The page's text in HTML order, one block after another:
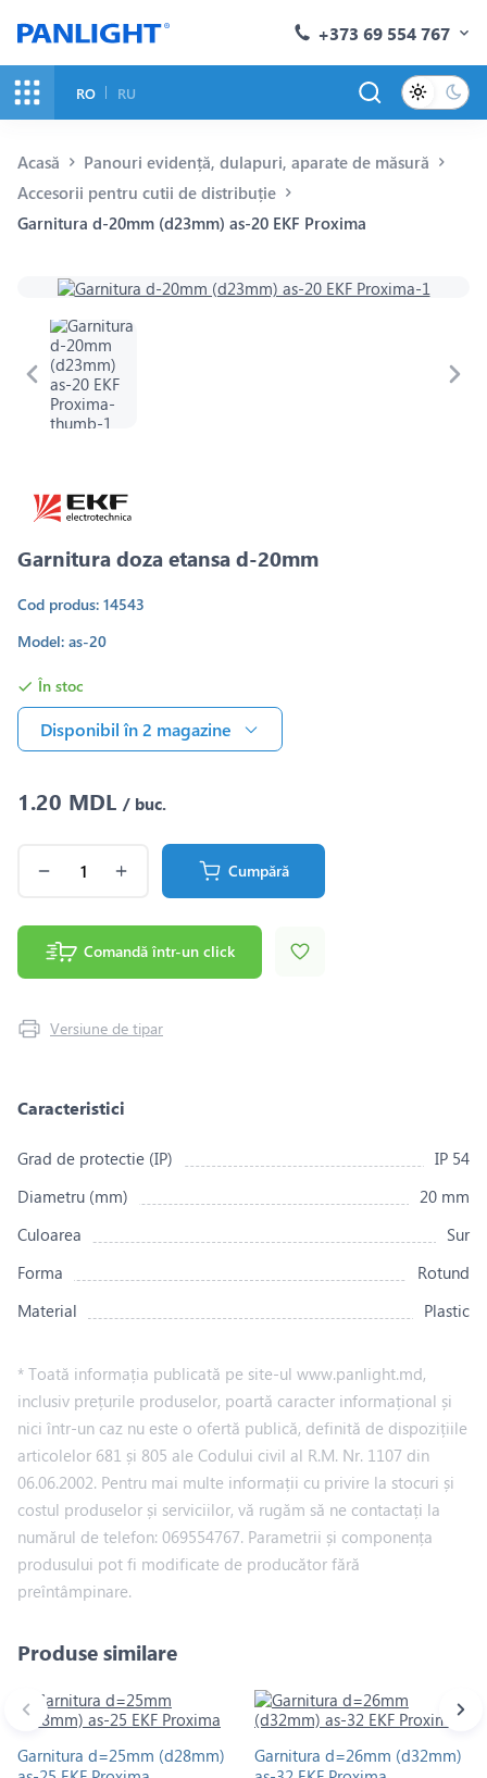
+373 69 554 767
RO RU
Acasă
Panouri evidență, dulapuri, aparate de măsură
Accesorii pentru cutii de distribuție
Garnitura d-20mm (d23mm) as-20 EKF Proxima
Garnitura doza etansa d-20mm
Cod produs: 14543
Model: as-20
În stoc
Disponibil în 2 magazine
1.20 MDL / buc.
Cumpără
Comandă într-un click
Versiune de tipar
Caracteristici
Grad de protectie (IP)
IP 54
Diametru (mm)
20 mm
Culoarea
Sur
Forma
Rotund
Material
Plastic
* Toată informația publicată pe site-ul www.panlight.md,
inclusiv prețurile produselor, poartă caracter informațional și
nici într-un caz nu este o ofertă publică, definită de dispozițiile
articolelor 681 și 805 ale Codului civil al R.M. Nr. 1107 din
06.06.2002. Pentru mai multe informații cu privire la stocuri și
costul produselor și serviciilor, vă rugăm să ne contactați la
numărul de telefon: 069554767. Parametrii și componența
produsului pot fi modificate de producător fără
preîntâmpinare.
Produse similare
Garnitura d=25mm (d28mm)
Garnitura d=26mm (d32mm)